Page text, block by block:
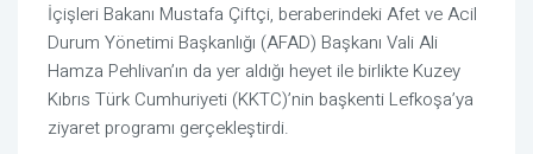
İçişleri Bakanı Mustafa Çiftçi, beraberindeki Afet ve Acil
Durum Yönetimi Başkanlığı (AFAD) Başkanı Vali Ali
Hamza Pehlivan’ın da yer aldığı heyet ile birlikte Kuzey
Kıbrıs Türk Cumhuriyeti (KKTC)’nin başkenti Lefkoşa’ya
ziyaret programı gerçekleştirdi.